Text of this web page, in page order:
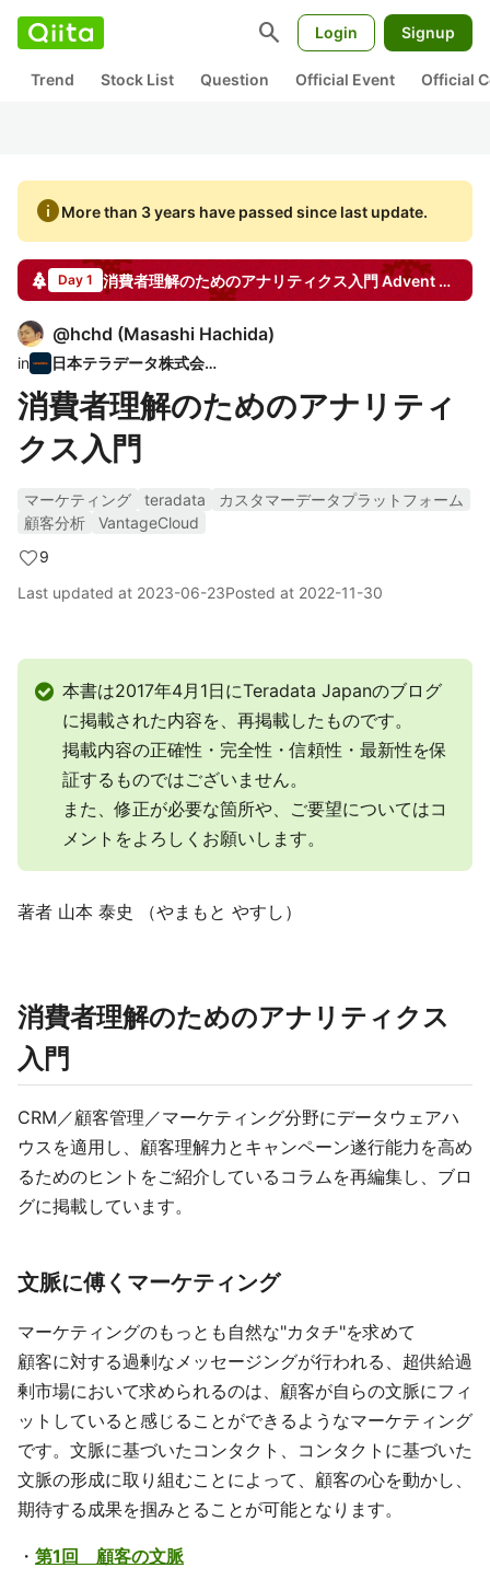
search Login Signup
Trend Stock List Question Official Event Official
infoMore than 3 years have passed since last update.
Day 1 消費者理解のためのアナリティクス入門Advent Calendar
@hchd (Masashi Hachida)
in 日本テラデータ株式会社
消費者理解のためのアナリティ
クス入門
マーケティング teradata
カスタマーデータプラットフォーム
顧客分析
VantageCloud
9
Last updated at 2023-06-23Posted at 2022-11-30
本書は2017年4月1日にTeradata Japanのブログ
に掲載された内容を、再掲載したものです。
掲載内容の正確性・完全性・信頼性・最新性を保
証するものではございません。
また、修正が必要な箇所や、ご要望についてはコ
メントをよろしくお願いします。
著者 山本 泰史 （やまもと やすし）
消費者理解のためのアナリティクス
入門
CRM／顧客管理／マーケティング分野にデータウェアハ
ウスを適用し、顧客理解力とキャンペーン遂行能力を高め
るためのヒントをご紹介しているコラムを再編集し、ブロ
グに掲載しています。
文脈に傅くマーケティング
マーケティングのもっとも自然な"カタチ"を求めて
顧客に対する過剰なメッセージングが行われる、超供給過
剰市場において求められるのは、顧客が自らの文脈にフィ
ットしていると感じることができるようなマーケティング
です。文脈に基づいたコンタクト、コンタクトに基づいた
文脈の形成に取り組むことによって、顧客の心を動かし、
期待する成果を掴みとることが可能となります。
・ 第1回 顧客の文脈